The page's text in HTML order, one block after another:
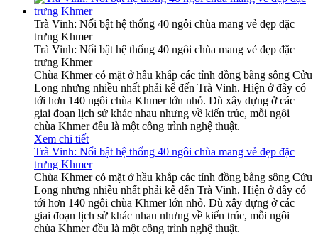
Trà Vinh: Nổi bật hệ thống 40 ngôi chùa mang vẻ đẹp đặc
trưng Khmer
Trà Vinh: Nổi bật hệ thống 40 ngôi chùa mang vẻ đẹp đặc
trưng Khmer
Chùa Khmer có mặt ở hầu khắp các tỉnh đồng bằng sông Cửu
Long nhưng nhiều nhất phải kể đến Trà Vinh. Hiện ở đây có
tới hơn 140 ngôi chùa Khmer lớn nhỏ. Dù xây dựng ở các
giai đoạn lịch sử khác nhau nhưng về kiến trúc, mỗi ngôi
chùa Khmer đều là một công trình nghệ thuật.
Xem chi tiết
Trà Vinh: Nổi bật hệ thống 40 ngôi chùa mang vẻ đẹp đặc
trưng Khmer
Chùa Khmer có mặt ở hầu khắp các tỉnh đồng bằng sông Cửu
Long nhưng nhiều nhất phải kể đến Trà Vinh. Hiện ở đây có
tới hơn 140 ngôi chùa Khmer lớn nhỏ. Dù xây dựng ở các
giai đoạn lịch sử khác nhau nhưng về kiến trúc, mỗi ngôi
chùa Khmer đều là một công trình nghệ thuật.